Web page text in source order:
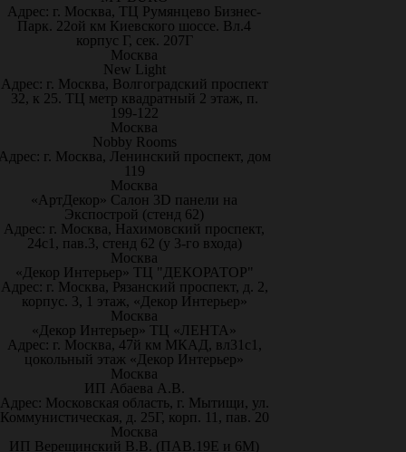
Адрес: г. Москва, ТЦ Румянцево Бизнес-
Парк. 22ой км Киевского шоссе. Вл.4
корпус Г, сек. 207Г
Москва
New Light
Адрес: г. Москва, Волгоградский проспект
32, к 25. ТЦ метр квадратный 2 этаж, п.
199-122
Москва
Nobby Rooms
г. Москва, Ленинский проспект, дом
119
Москва
«АртДекор» Салон 3D панели на
Экспострой (стенд 62)
Адрес: г. Москва, Нахимовский проспект,
24с1, пав.3, стенд 62 (у 3-го входа)
Москва
«Декор Интерьер» ТЦ "ДЕКОРАТОР"
Адрес: г. Москва, Рязанский проспект, д. 2,
корпус. 3, 1 этаж, «Декор Интерьер»
Москва
«Декор Интерьер» ТЦ «ЛЕНТА»
Адрес: г. Москва, 47й км МКАД, вл31с1,
цокольный этаж «Декор Интерьер»
Москва
ИП Абаева А.В.
Адрес: Московская область, г. Мытищи, ул.
Коммунистическая, д. 25Г, корп. 11, пав. 20
Москва
ИП Верещинский В.В. (ПАВ.19Е и 6М)